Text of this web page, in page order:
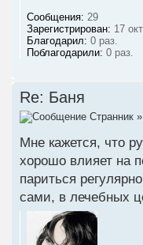
Сообщения: 29
Зарегистрирован: 17
Благодарил: 0 раз.
Поблагодарили: 0 раз.
Re: Баня
Странник
Мне кажется, что
хорошо влияет на
париться
сами, в лечебных